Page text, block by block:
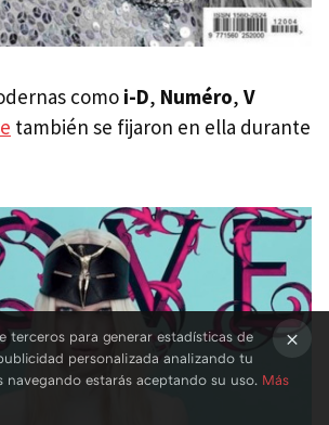
como i-D, Numéro, V
también se fijaron en ella durante
terceros para generar estadísticas de
personalizada analizando tu
navegando estarás aceptando su uso. Más